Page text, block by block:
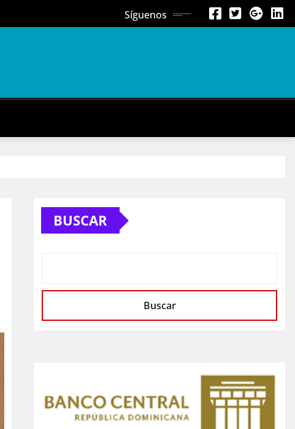
Síguenos
BUSCAR
Buscar